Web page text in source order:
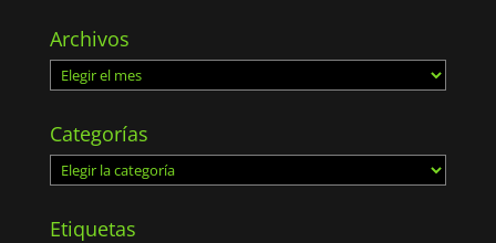
Archivos
Archivos
Categorías
Categorías
Etiquetas